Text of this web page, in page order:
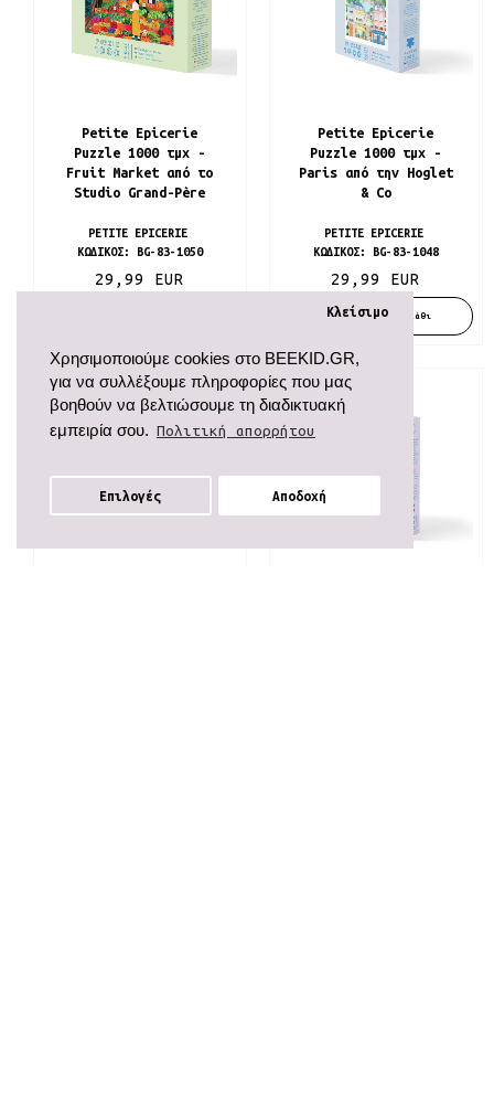
Χρησιμοποιούμε cookies στο BEEKID.GR,
για να συλλέξουμε πληροφορίες που μας
βοηθούν να βελτιώσουμε τη διαδικτυακή
εμπειρία σου. Πολιτική απορρήτου
Κλείσιμο
Επιλογές Αποδοχή
PETITE EPICERIE
ΚΩΔΙΚΌΣ:
BG-83-1050
Petite Epicerie
Puzzle 1000 τμχ -
Fruit Market από το
Studio Grand-Père
29,99 EUR
PETITE EPICERIE
ΚΩΔΙΚΌΣ:
BG-83-1048
Petite Epicerie
Puzzle 1000 τμχ -
Paris από την Hoglet
& Co
29,99 EUR
Προσθήκη Στο Καλάθι